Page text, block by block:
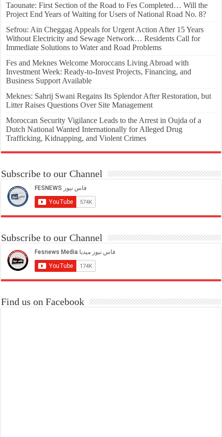
Taounate: First Section of the Road to Fes Completed… Will the
Project End Years of Waiting for Users of National Road No. 8?
Sefrou: Ain Cheggag Appeals for Urgent Action After 15 Years
Without Electricity and Sewage Network… Residents Call for
Immediate Solutions to Water and Road Problems
Fes and Meknes Welcome Moroccans Living Abroad with
Investment Week: Ready-to-Invest Projects, Financing, and
Business Support Available
Meknes: Sahrij Swani Regains Its Splendor After Restoration, but
Litter Raises Questions Over Site Management
Moroccan Security Vigilance Leads to the Arrest in Oujda of a
Dutch National Wanted Internationally for Alleged Drug
Trafficking, Kidnapping, and Violent Crimes
Subscribe to our Channel
Subscribe to our Channel
Find us on Facebook